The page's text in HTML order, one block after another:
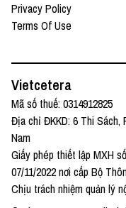
Privacy Policy
Terms Of Use
Vietcetera
Mã số thuế: 0314912825
Địa chỉ ĐKKD: 6 Thi Sách,
Nam
Giấy phép thiết lập MXH
07/11/2022 nơi cấp Bộ
Chịu trách nhiệm quản lý